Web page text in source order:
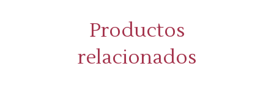
Productos
relacionados